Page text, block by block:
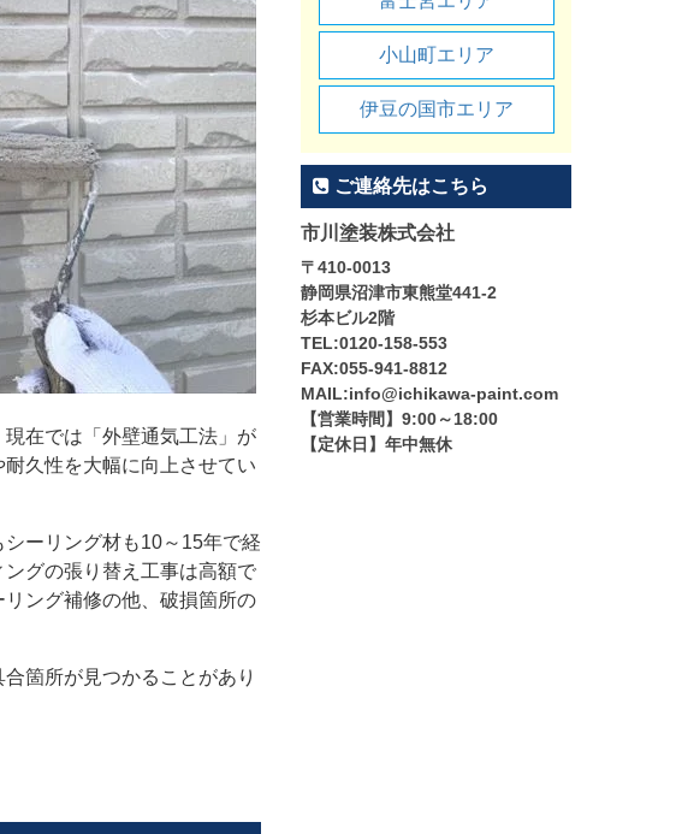
在では「外壁通気工法」が
久性を大幅に向上させてい
ーリング材も10～15年で経
グの張り替え工事は高額で
ング補修の他、破損箇所の
箇所が見つかることがあり
小山町エリア
伊豆の国市エリア
ご連絡先はこちら
市川塗装株式会社
〒410-0013
静岡県沼津市東熊堂441-2
杉本ビル2階
TEL:0120-158-553
FAX:055-941-8812
MAIL:info@ichikawa-paint.com
【営業時間】9:00～18:00
【定休日】年中無休